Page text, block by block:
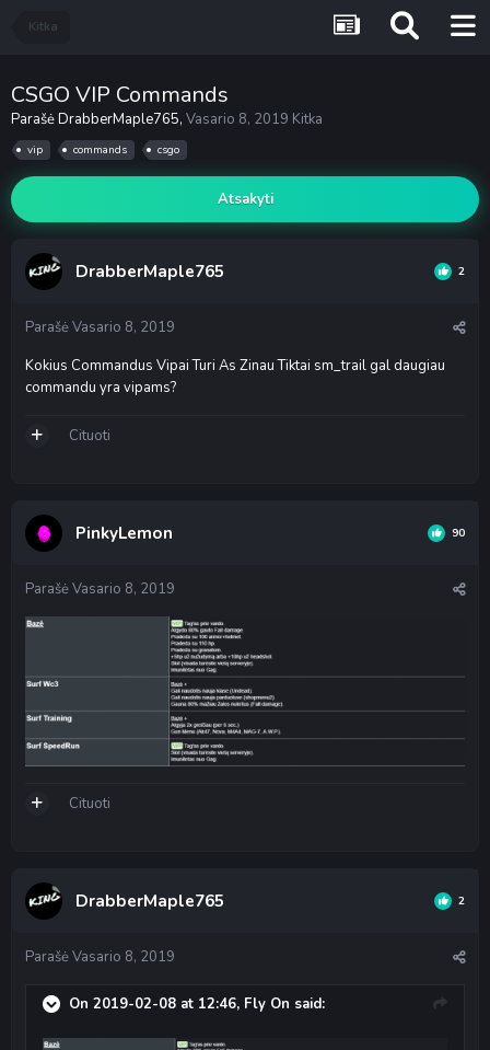
Kitka
CSGO VIP Commands
ParašėDrabberMaple765, Vasario 8, 2019 Kitka
vip commands csgo
Atsakyti
DrabberMaple765 2
ParašėVasario 8, 2019
Kokius Commandus Vipai Turi As Zinau Tiktai sm_trail gal daugiau
commandu yra vipams?
Cituoti
PinkyLemon 90
ParašėVasario 8, 2019
Cituoti
DrabberMaple765 2
ParašėVasario 8, 2019
On 2019-02-08 at 12:46, Fly On said: